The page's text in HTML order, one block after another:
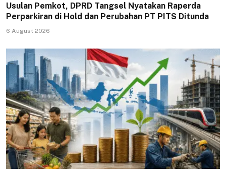
Usulan Pemkot, DPRD Tangsel Nyatakan Raperda
Perparkiran di Hold dan Perubahan PT PITS Ditunda
6 August 2026